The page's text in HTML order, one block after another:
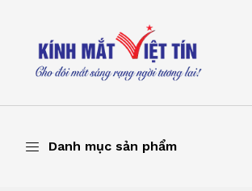
Danh mục sản phẩm